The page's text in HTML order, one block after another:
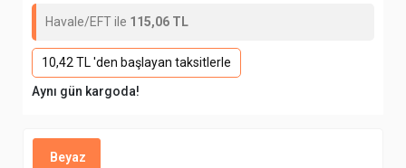
Havale/EFT ile 115,06 TL
10,42 TL 'den başlayan taksitlerle
Aynı gün kargoda!
Beyaz